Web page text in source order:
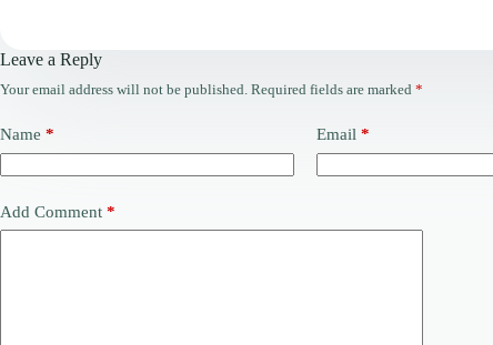
Leave a Reply
Your email address will not be published. Required fields are marked *
Name * Email *
Add Comment *